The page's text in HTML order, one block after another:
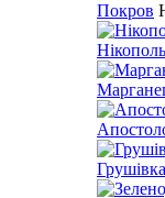
Покров
Нікополь
Грушівка